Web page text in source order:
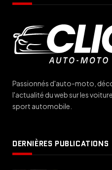
Passionnés d'auto-moto,
l'actualité du web sur les
sport automobile.
DERNIÈRES PUBLICATIONS